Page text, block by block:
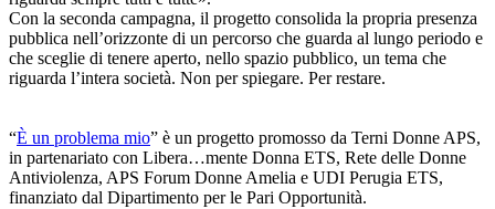
Con la seconda campagna, il progetto consolida la propria presenza
pubblica nell’orizzonte di un percorso che guarda al lungo periodo e
che sceglie di tenere aperto, nello spazio pubblico, un tema che
riguarda l’intera società. Non per spiegare. Per restare.
“È un problema mio” è un progetto promosso da Terni Donne APS,
in partenariato con Libera…mente Donna ETS, Rete delle Donne
Antiviolenza, APS Forum Donne Amelia e UDI Perugia ETS,
finanziato dal Dipartimento per le Pari Opportunità.